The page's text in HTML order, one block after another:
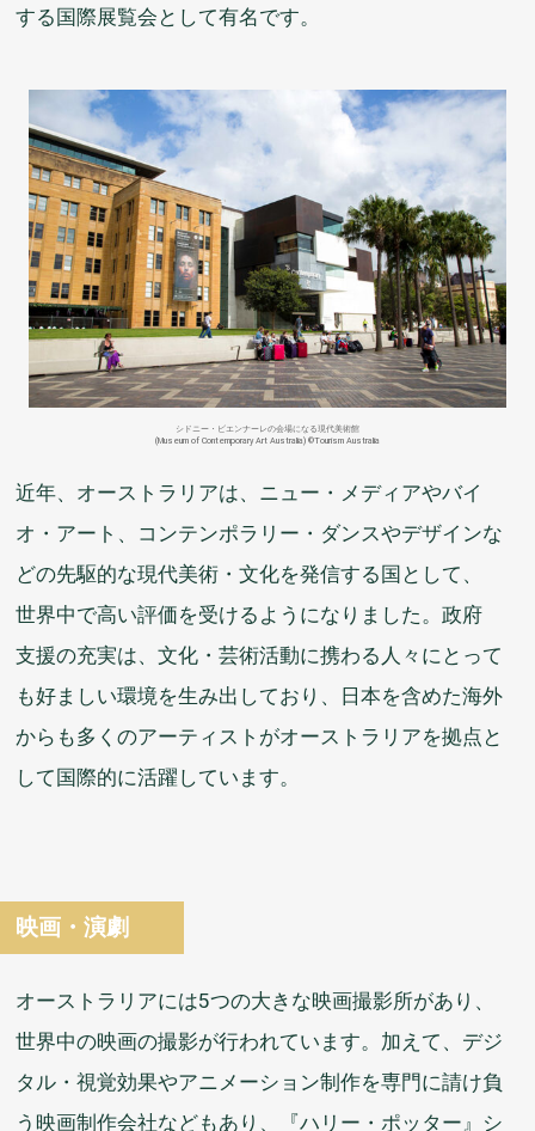
する 国際展覧会 として有名です。
シドニー・ビエンナーレの会場になる現代美術館
(Museum of Contemporary Art Australia) ©Tourism Australia
近年、オーストラリアは、ニュー・メディアやバイ
オ・アート、コンテンポラリー・ダンスやデザインな
どの先駆的な現代美術 ・文化を発信する 国 として、
世界中で高い評価を受けるようになりました。政府
支援の充実は、文化 ・芸術活動に携わる 人々 にとって
も好ましい環境を生み出 しており、 日本を含めた海外
からも多 くのアーティストがオーストラリアを拠点 と
して 国際的に活躍 しています。
映画 ・演劇
オーストラリアには5つの大きな映画撮影所があり、
世界中の映画の撮影が行われています。 加 えて、デジ
タル・視覚効果やアニメーション制作を専門に請け負
う映画制作会社などもあり、『ハリー・ポッター』シ